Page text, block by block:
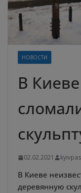
НОВОСТИ
В
02.02.2021
В Киеве
деревянную